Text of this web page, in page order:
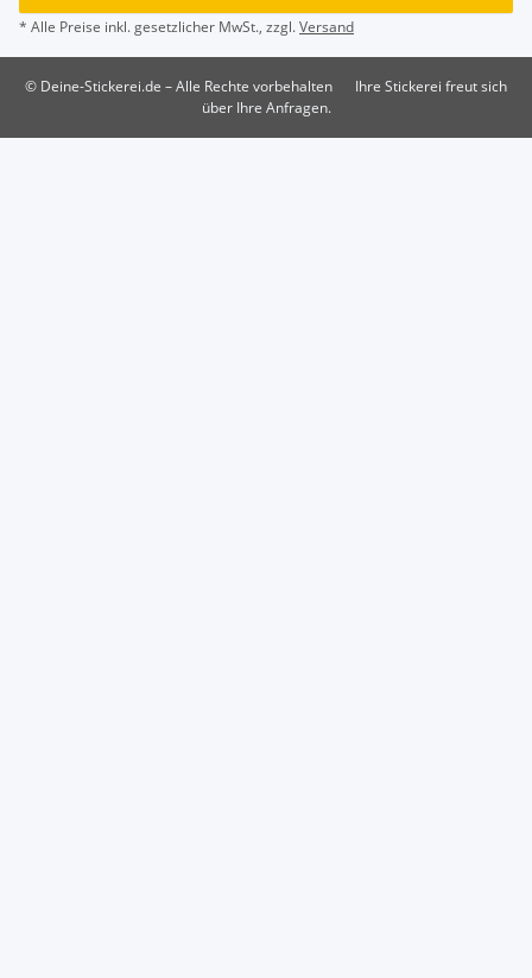
* Alle Preise inkl. gesetzlicher MwSt., zzgl.Versand
© Deine-Stickerei.de – Alle Rechte vorbehalten
Ihre Stickerei freut sich
über Ihre Anfragen.